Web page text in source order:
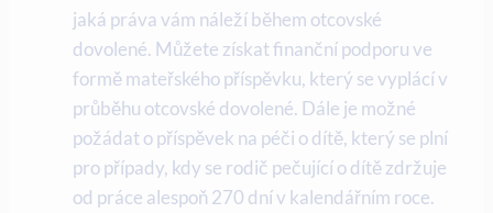
jaká práva ⁣vám náleží během otcovské‍
dovolené.⁢ Můžete‌ získat finanční podporu ve
⁤formě ⁣mateřského ‍příspěvku, který se vyplácí v
průběhu otcovské ⁢dovolené. Dále​ je možné
požádat o příspěvek‌ na péči ⁤o dítě, který se plní
pro případy, kdy se​ rodič pečující o dítě zdržuje
od‍ práce alespoň 270 dní v kalendářním roce.